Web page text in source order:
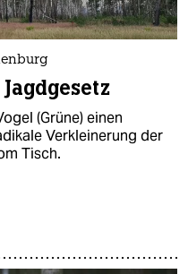
(Grüne) einen
Verkleinerung der
Tisch.